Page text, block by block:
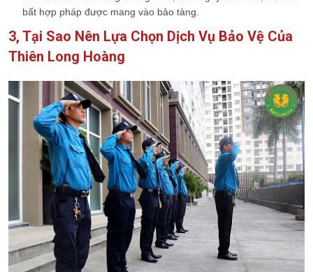
bất hợp pháp được mang vào bảo tàng.
3, Tại Sao Nên Lựa Chọn Dịch Vụ Bảo Vệ Của
Thiên Long Hoàng